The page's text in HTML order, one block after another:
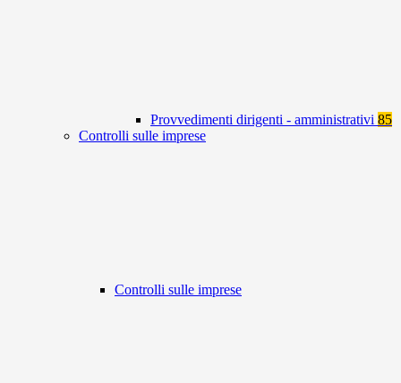
Provvedimenti dirigenti - amministrativi 85
Controlli sulle imprese
Controlli sulle imprese